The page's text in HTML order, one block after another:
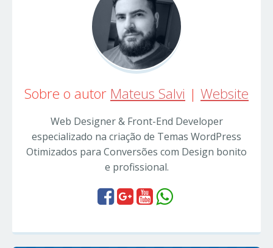
Sobre o autor Mateus Salvi | Website
Web Designer & Front-End Developer
especializado na criação de Temas WordPress
Otimizados para Conversões com Design bonito
e profissional.